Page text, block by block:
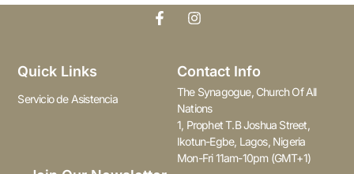
Quick Links
Servicio de Asistencia
Contact Info
The Synagogue, Church Of All
Nations
1, Prophet T.B Joshua Street,
Ikotun-Egbe, Lagos, Nigeria
Mon-Fri 11am-10pm (GMT+1)